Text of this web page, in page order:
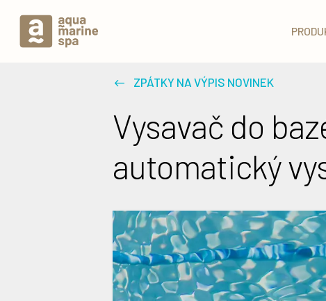
ZPÁTKY NA VÝPIS NOVINEK
Vysavač do
automatický